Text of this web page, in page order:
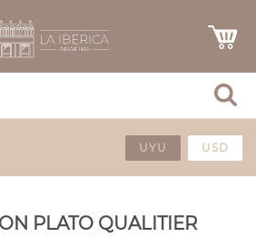
UYU USD
PLATO QUALITIER